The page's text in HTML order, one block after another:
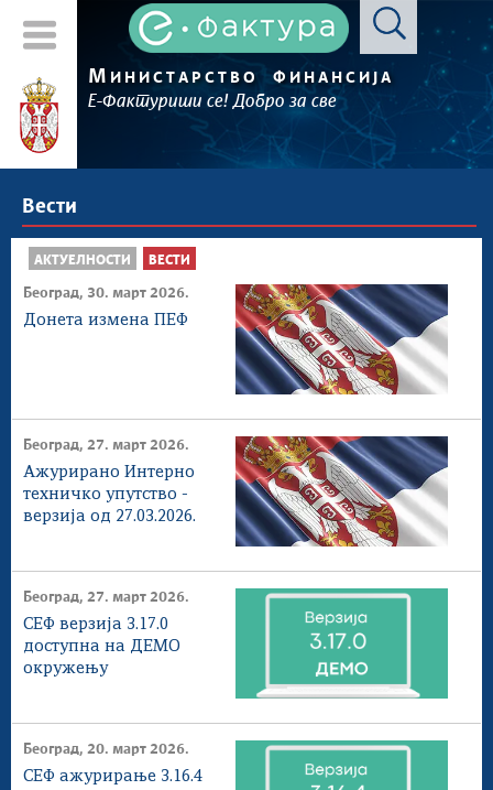
М ИНИСТАРСТВО ФИНАНСИЈА
Е-Фактуриши се! Добро за све
Вести
АКТУЕЛНОСТИ ВЕСТИ
Београд, 30. март 2026.
Донета измена ПЕФ
Београд, 27. март 2026.
Ажурирано Интерно
техничко упутство -
верзија од 27.03.2026.
Београд, 27. март 2026.
СЕФ верзија 3.17.0
доступна на ДЕМО
окружењу
Београд, 20. март 2026.
СЕФ ажурирање 3.16.4